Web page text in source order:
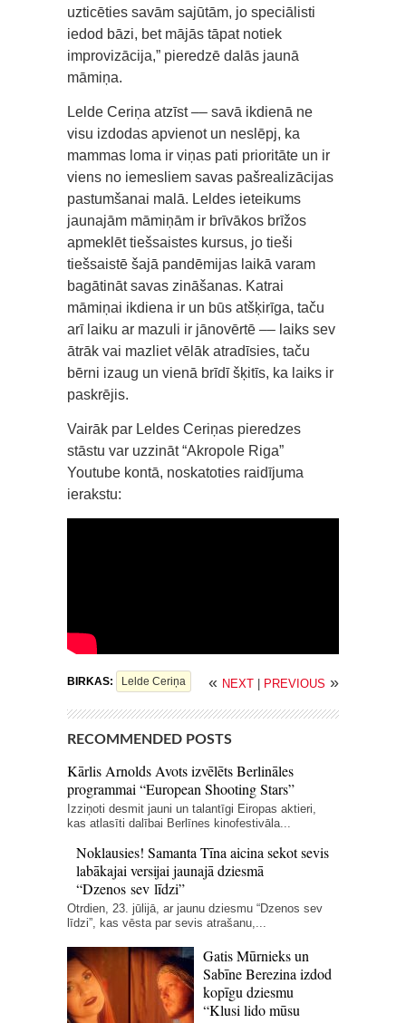
uzticēties savām sajūtām, jo speciālisti
iedod bāzi, bet mājās tāpat notiek
improvizācija,” pieredzē dalās jaunā
māmiņa.
Lelde Ceriņa atzīst –– savā ikdienā ne
visu izdodas apvienot un neslēpj, ka
mammas loma ir viņas pati prioritāte un ir
viens no iemesliem savas pašrealizācijas
pastumšanai malā. Leldes ieteikums
jaunajām māmiņām ir brīvākos brīžos
apmeklēt tiešsaistes kursus, jo tieši
tiešsaistē šajā pandēmijas laikā varam
bagātināt savas zināšanas. Katrai
māmiņai ikdiena ir un būs atšķirīga, taču
arī laiku ar mazuli ir jānovērtē –– laiks sev
ātrāk vai mazliet vēlāk atradīsies, taču
bērni izaug un vienā brīdī šķitīs, ka laiks ir
paskrējis.
Vairāk par Leldes Ceriņas pieredzes
stāstu var uzzināt “Akropole Riga”
Youtube kontā, noskatoties raidījuma
ierakstu:
BIRKAS: Lelde Ceriņa « NEXT PREVIOUS »
RECOMMENDED POSTS
Kārlis Arnolds Avots izvēlēts Berlināles
programmai “European Shooting Stars”
Izziņoti desmit jauni un talantīgi Eiropas aktieri,
kas atlasīti dalībai Berlīnes kinofestivāla...
Noklausies! Samanta Tīna aicina sekot sevis
labākajai versijai jaunajā dziesmā
“Dzenos sev līdzi”
Otrdien, 23. jūlijā, ar jaunu dziesmu “Dzenos sev
līdzi”, kas vēsta par sevis atrašanu,...
Gatis Mūrnieks un
Sabīne Berezina izdod
kopīgu dziesmu
“Klusi lido mūsu